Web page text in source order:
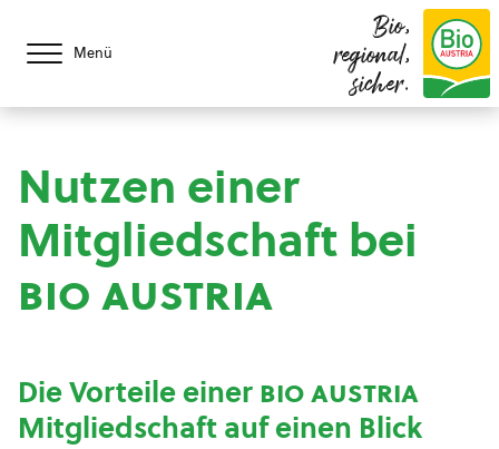
Menü
Bio,
regional,
sicher.
Nutzen einer
Mitgliedschaft bei
bio austria
Die Vorteile einerbio austria
Mitgliedschaft auf einen Blick